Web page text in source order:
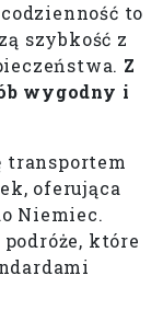
to
szybkość z
Z
wygodny i
transportem
oferująca
Niemiec.
które